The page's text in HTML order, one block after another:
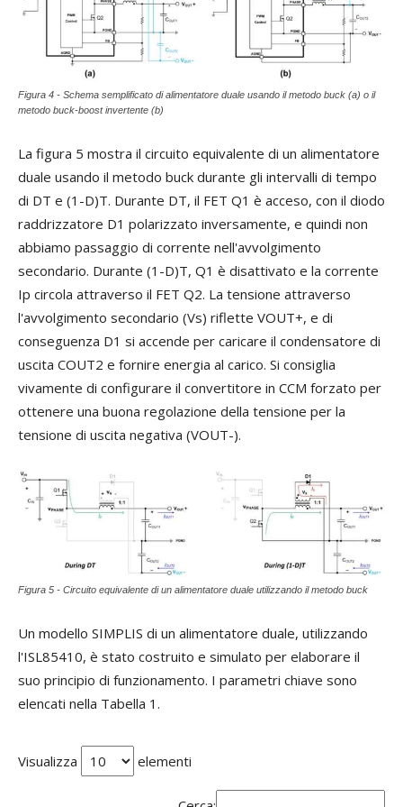
Figura 4 - Schema semplificato di alimentatore duale usando il metodo buck (a) o il
metodo buck-boost invertente (b)
La figura 5 mostra il circuito equivalente di un alimentatore
duale usando il metodo buck durante gli intervalli di tempo
di DT e (1-D)T. Durante DT, il FET Q1 è acceso, con il diodo
raddrizzatore D1 polarizzato inversamente, e quindi non
abbiamo passaggio di corrente nell'avvolgimento
secondario. Durante (1-D)T, Q1 è disattivato e la corrente
Ip circola attraverso il FET Q2. La tensione attraverso
l'avvolgimento secondario (Vs) riflette VOUT+, e di
conseguenza D1 si accende per caricare il condensatore di
uscita COUT2 e fornire energia al carico. Si consiglia
vivamente di configurare il convertitore in CCM forzato per
ottenere una buona regolazione della tensione per la
tensione di uscita negativa (VOUT-).
Figura 5 - Circuito equivalente di un alimentatore duale utilizzando il metodo buck
Un modello SIMPLIS di un alimentatore duale, utilizzando
l'ISL85410, è stato costruito e simulato per elaborare il
suo principio di funzionamento. I parametri chiave sono
elencati nella Tabella 1.
Visualizza elementi